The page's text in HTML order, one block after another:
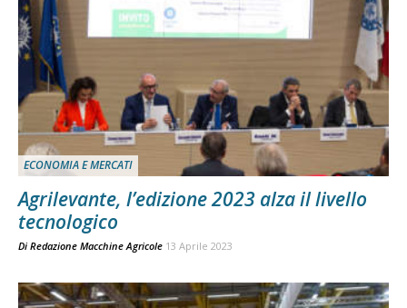
ECONOMIA E MERCATI
Agrilevante, l’edizione 2023 alza il livello
tecnologico
Di Redazione Macchine Agricole 13 Aprile 2023